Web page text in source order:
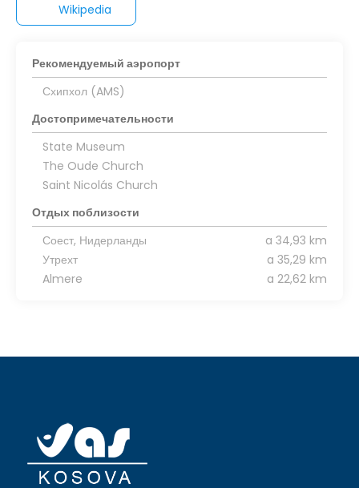
Wikipedia
Рекомендуемый аэропорт
Схипхол (AMS)
Достопримечательности
State Museum
The Oude Church
Saint Nicolás Church
Отдых поблизости
Соест, Нидерланды
a 34,93 km
Утрехт
a 35,29 km
Almere
a 22,62 km